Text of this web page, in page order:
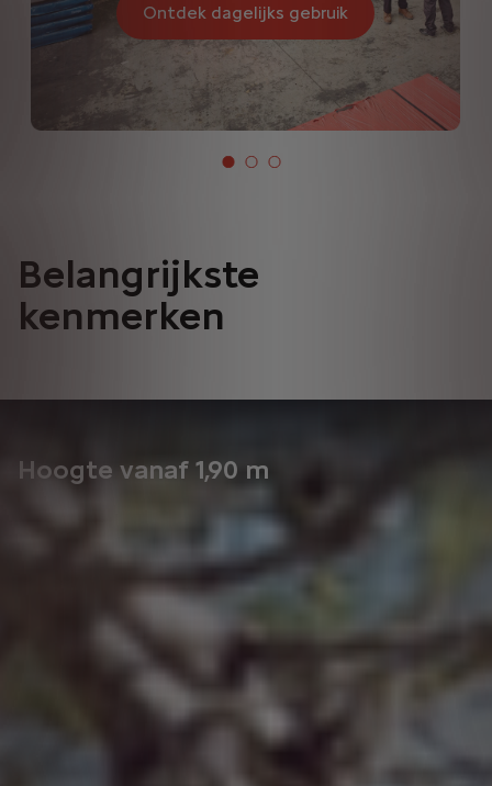
Ontdek dagelijks gebruik
Belangrijkste
kenmerken
Hoogte vanaf 1,90 m